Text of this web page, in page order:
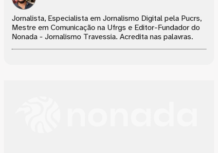
Jornalista, Especialista em Jornalismo Digital pela Pucrs,
Mestre em Comunicação na Ufrgs e Editor-Fundador do
Nonada - Jornalismo Travessia. Acredita nas palavras.